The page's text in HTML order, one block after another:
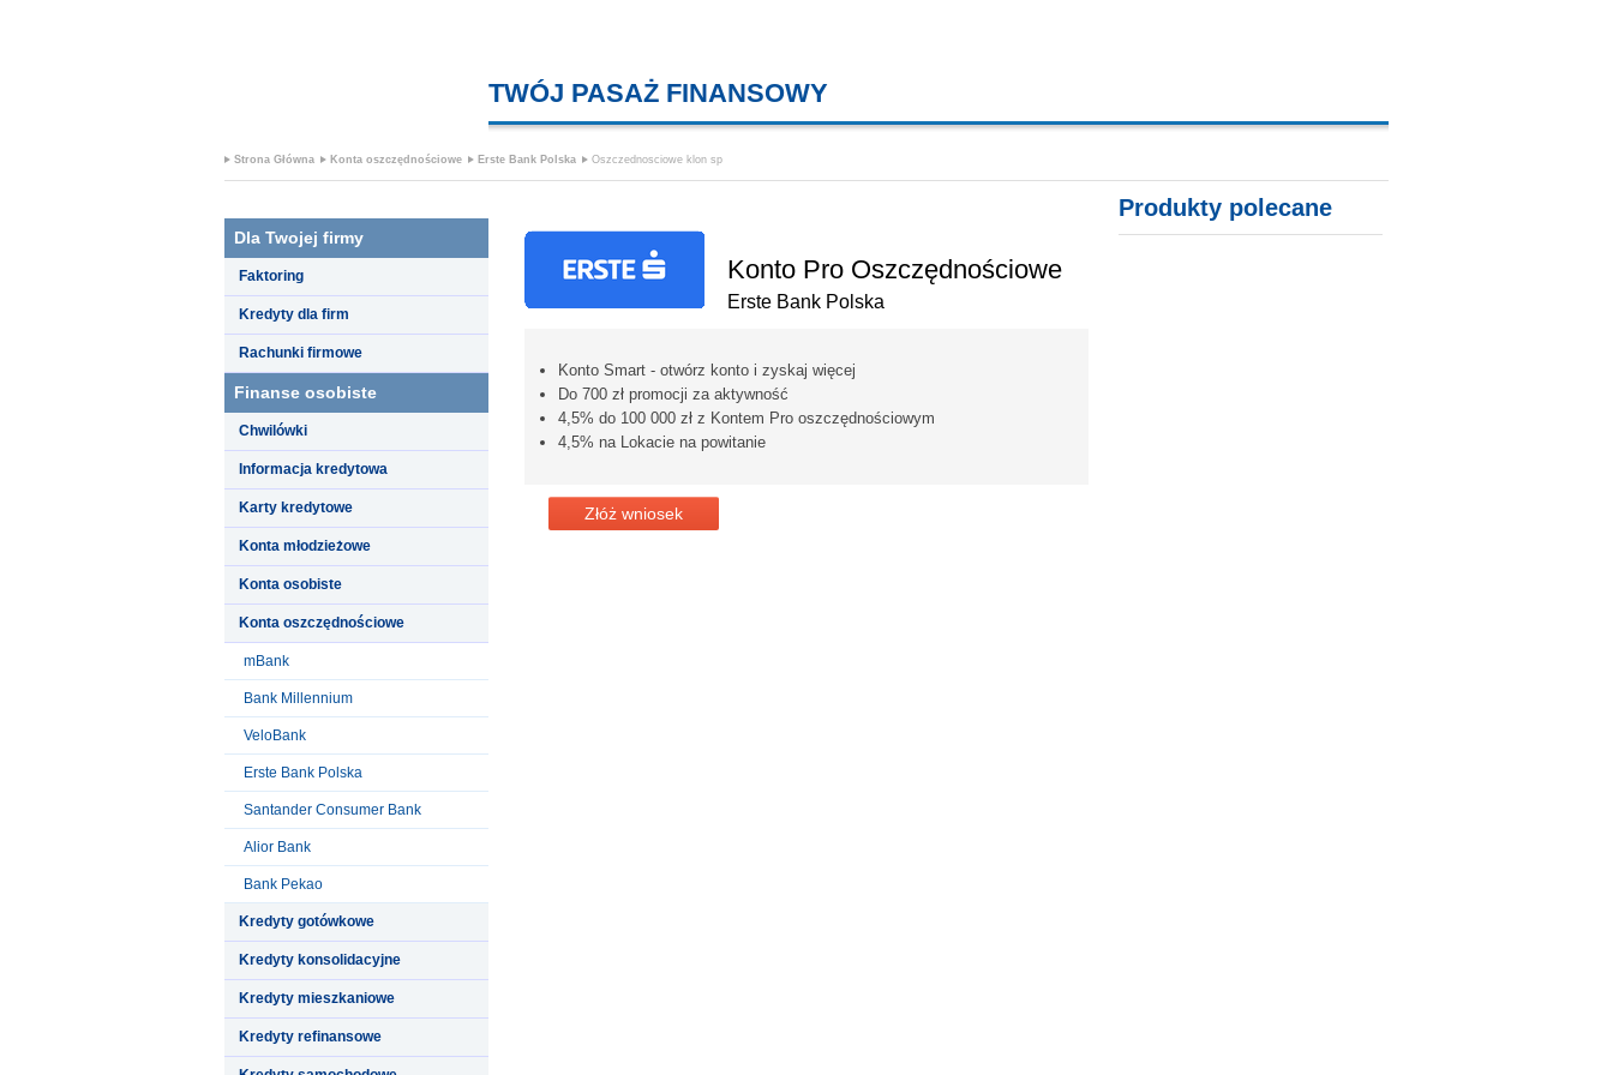
TWÓJ PASAŻ FINANSOWY
Strona Główna Konta oszczędnościowe Erste Bank Polska Oszczednosciowe klon sp
Dla Twojej firmy
Faktoring
Kredyty dla firm
Rachunki firmowe
Finanse osobiste
Chwilówki
Informacja kredytowa
Karty kredytowe
Konta młodzieżowe
Konta osobiste
Konta oszczędnościowe
mBank
Bank Millennium
VeloBank
Erste Bank Polska
Santander Consumer Bank
Alior Bank
Bank Pekao
Kredyty gotówkowe
Kredyty konsolidacyjne
Kredyty mieszkaniowe
Kredyty refinansowe
Konto Pro Oszczędnościowe
Erste Bank Polska
Konto Smart - otwórz konto i zyskaj więcej
Do 700 zł promocji za aktywność
4,5% do 100 000 zł z Kontem Pro oszczędnościowym
4,5% na Lokacie na powitanie
Złóż wniosek
Produkty polecane